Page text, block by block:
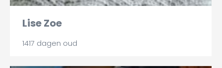
Lise Zoe
1417 dagen oud